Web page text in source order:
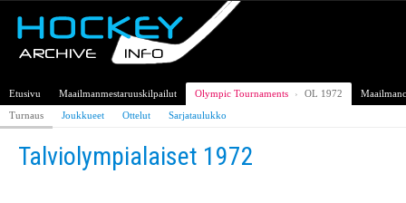
Etusivu Maailmanmestaruuskilpailut Olympic Tournaments › OL 1972
Turnaus
Joukkueet Ottelut Sarjataulukko
Talviolympialaiset 1972